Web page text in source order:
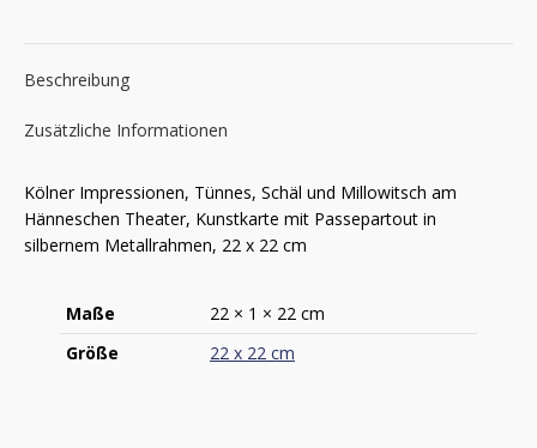
Beschreibung
Zusätzliche Informationen
Kölner Impressionen, Tünnes, Schäl und Millowitsch am
Hänneschen Theater, Kunstkarte mit Passepartout in
silbernem Metallrahmen, 22 x 22 cm
Maße
22 × 1 × 22 cm
Größe
22 x 22 cm